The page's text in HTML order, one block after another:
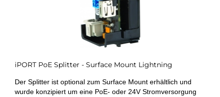
iPORT PoE Splitter - Surface Mount Lightning
Der Splitter ist optional zum Surface Mount erhältlich und
wurde konzipiert um eine PoE- oder 24V Stromversorgung